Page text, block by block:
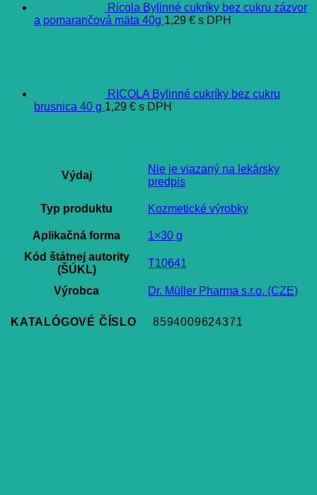
Ricola Bylinné cukríky bez cukru zázvor
a pomarančová mäta 40g 1,29 € s DPH
RICOLA Bylinné cukríky bez cukru
brusnica 40 g 1,29 € s DPH
Výdaj
Nie je viazaný na lekársky
predpis
Typ produktu Kozmetické výrobky
Aplikačná forma
1×30 g
Kód štátnej autority
(ŠÚKL)
T10641
Výrobca Dr. Müller Pharma s.r.o. (CZE)
KATALÓGOVÉ ČÍSLO 8594009624371